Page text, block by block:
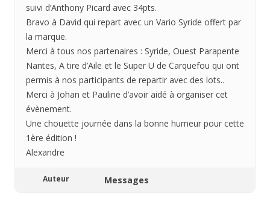
suivi d’Anthony Picard avec 34pts.
Bravo à David qui repart avec un Vario Syride offert par
la marque.
Merci à tous nos partenaires : Syride, Ouest Parapente
Nantes, A tire d’Aile et le Super U de Carquefou qui ont
permis à nos participants de repartir avec des lots..
Merci à Johan et Pauline d’avoir aidé à organiser cet
évènement.
Une chouette journée dans la bonne humeur pour cette
1ère édition !
Alexandre
Auteur Messages